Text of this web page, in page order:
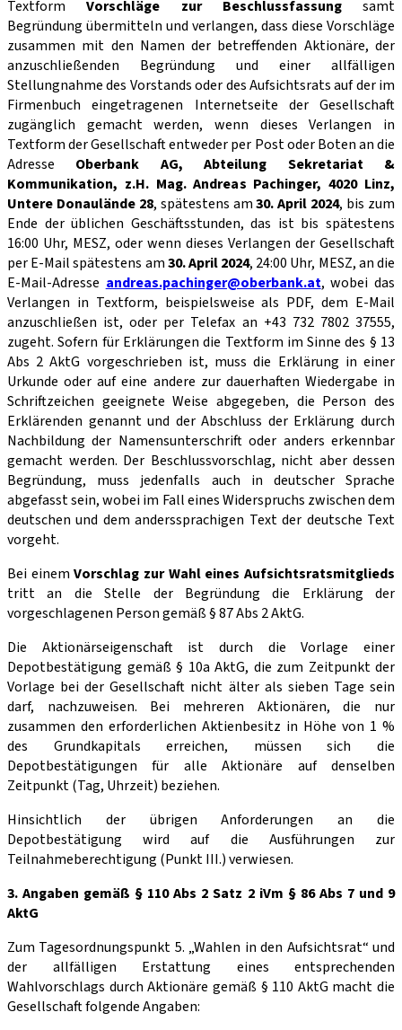
TextformVorschläge zur Beschlussfassung samt
Begründung übermitteln und verlangen, dass diese Vorschläge
zusammen mit den Namen der betreffenden Aktionäre, der
anzuschließenden Begründung und einer allfälligen
Stellungnahme des Vorstands oder des Aufsichtsrats auf der im
Firmenbuch eingetragenen Internetseite der Gesellschaft
zugänglich gemacht werden, wenn dieses Verlangen in
Textform der Gesellschaft entweder per Post oder Boten an die
Adresse Oberbank AG, Abteilung Sekretariat &
Kommunikation, z.H. Mag. Andreas Pachinger, 4020 Linz,
Untere Donaulände 28, spätestens am30. April 2024, bis zum
Ende der üblichen Geschäftsstunden, das ist bis spätestens
16:00 Uhr, MESZ, oder wenn dieses Verlangen der Gesellschaft
per E-Mail spätestens am30. April 2024, 24:00 Uhr, MESZ, an die
E-Mail-Adresseandreas.pachinger@oberbank.at, wobei das
Verlangen in Textform, beispielsweise als PDF, dem E-Mail
anzuschließen ist, oder per Telefax an +43 732 7802 37555,
zugeht. Sofern für Erklärungen die Textform im Sinne des § 13
Abs 2 AktG vorgeschrieben ist, muss die Erklärung in einer
Urkunde oder auf eine andere zur dauerhaften Wiedergabe in
Schriftzeichen geeignete Weise abgegeben, die Person des
Erklärenden genannt und der Abschluss der Erklärung durch
Nachbildung der Namensunterschrift oder anders erkennbar
gemacht werden. Der Beschlussvorschlag, nicht aber dessen
Begründung, muss jedenfalls auch in deutscher Sprache
abgefasst sein, wobei im Fall eines Widerspruchs zwischen dem
deutschen und dem anderssprachigen Text der deutsche Text
vorgeht.
Bei einemVorschlag zur Wahl eines Aufsichtsratsmitglieds
tritt an die Stelle der Begründung die Erklärung der
vorgeschlagenen Person gemäß § 87 Abs 2 AktG.
Die Aktionärseigenschaft ist durch die Vorlage einer
Depotbestätigung gemäß § 10a AktG, die zum Zeitpunkt der
Vorlage bei der Gesellschaft nicht älter als sieben Tage sein
darf, nachzuweisen. Bei mehreren Aktionären, die nur
zusammen den erforderlichen Aktienbesitz in Höhe von 1 %
des Grundkapitals erreichen, müssen sich die
Depotbestätigungen für alle Aktionäre auf denselben
Zeitpunkt (Tag, Uhrzeit) beziehen.
Hinsichtlich der übrigen Anforderungen an die
Depotbestätigung wird auf die Ausführungen zur
Teilnahmeberechtigung (Punkt III.) verwiesen.
3. Angaben gemäß § 110 Abs 2 Satz 2 iVm § 86 Abs 7 und 9
AktG
Zum Tagesordnungspunkt 5. „Wahlen in den Aufsichtsrat“ und
der allfälligen Erstattung eines entsprechenden
Wahlvorschlags durch Aktionäre gemäß § 110 AktG macht die
Gesellschaft folgende Angaben: